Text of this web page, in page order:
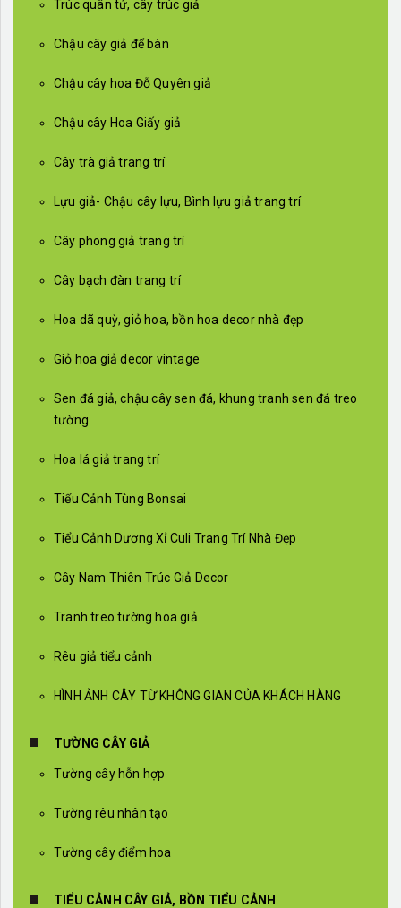
Trúc quân tử, cây trúc giả
Chậu cây giả để bàn
Chậu cây hoa Đỗ Quyên giả
Chậu cây Hoa Giấy giả
Cây trà giả trang trí
Lựu giả- Chậu cây lựu, Bình lựu giả trang trí
Cây phong giả trang trí
Cây bạch đàn trang trí
Hoa dã quỳ, giỏ hoa, bồn hoa decor nhà đẹp
Giỏ hoa giả decor vintage
Sen đá giả, chậu cây sen đá, khung tranh sen đá treo
tường
Hoa lá giả trang trí
Tiểu Cảnh Tùng Bonsai
Tiểu Cảnh Dương Xỉ Culi Trang Trí Nhà Đẹp
Cây Nam Thiên Trúc Giả Decor
Tranh treo tường hoa giả
Rêu giả tiểu cảnh
HÌNH ẢNH CÂY TỪ KHÔNG GIAN CỦA KHÁCH HÀNG
TƯỜNG CÂY GIẢ
Tường cây hỗn hợp
Tường rêu nhân tạo
Tường cây điểm hoa
TIỂU CẢNH CÂY GIẢ, BỒN TIỂU CẢNH